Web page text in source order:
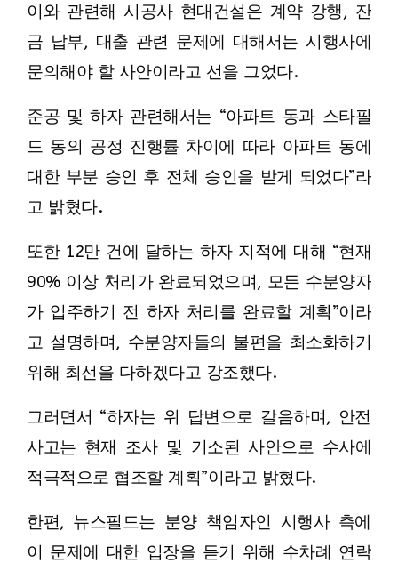
이와 관련해 시공사 현대건설은 계약 강행, 잔
금 납부, 대출 관련 문제에 대해서는 시행사에
문의해야 할 사안이라고 선을 그었다.
준공 및 하자 관련해서는 “아파트 동과 스타필
드 동의 공정 진행률 차이에 따라 아파트 동에
대한 부분 승인 후 전체 승인을 받게 되었다”라
고 밝혔다.
또한 12만 건에 달하는 하자 지적에 대해 “현재
90% 이상 처리가 완료되었으며, 모든 수분양자
가 입주하기 전 하자 처리를 완료할 계획”이라
고 설명하며, 수분양자들의 불편을 최소화하기
위해 최선을 다하겠다고 강조했다.
그러면서 “하자는 위 답변으로 갈음하며, 안전
사고는 현재 조사 및 기소된 사안으로 수사에
적극적으로 협조할 계획”이라고 밝혔다.
한편, 뉴스필드는 분양 책임자인 시행사 측에
이 문제에 대한 입장을 듣기 위해 수차례 연락